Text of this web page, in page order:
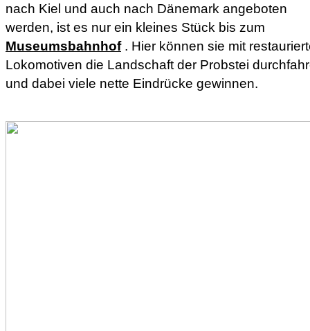
nach Kiel und auch nach Dänemark angeboten
werden, ist es nur ein kleines Stück bis zum
Museumsbahnhof. Hier können sie mit
Lokomotiven die Landschaft der Probstei
und dabei viele nette Eindrücke gewinnen.